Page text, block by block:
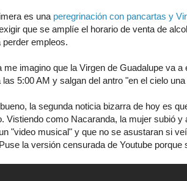
es una peregrinación con pancartas y
que se amplíe el horario de venta de
perder empleos.
me imagino que la Virgen de Guadalupe va
las 5:00 AM y salgan del antro "en el cielo
la segunda noticia bizarra de hoy es
Vistiendo como Nacaranda, la mujer subió
"video musical" y que no se asustaran si
la versión censurada de Youtube